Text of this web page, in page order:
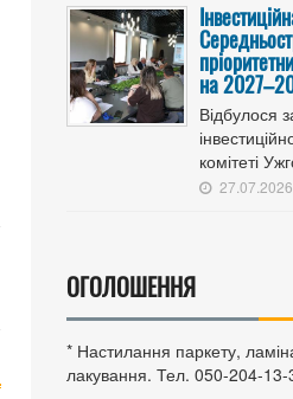
на
Відбулося
комітеті
ОГОЛОШЕННЯ
* Настилання паркету,
лакування. Тел. 050-204-13-